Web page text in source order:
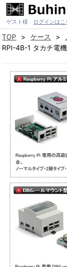
ゲスト様 ログインはこ
TOP ケース
RPI-4B-1 タカチ電